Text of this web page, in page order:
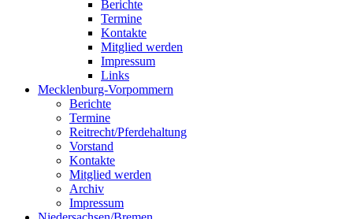
Berichte
Termine
Kontakte
Mitglied werden
Impressum
Links
Mecklenburg-Vorpommern
Berichte
Termine
Reitrecht/Pferdehaltung
Vorstand
Kontakte
Mitglied werden
Archiv
Impressum